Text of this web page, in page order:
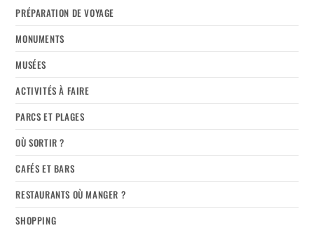
PRÉPARATION DE VOYAGE
MONUMENTS
MUSÉES
ACTIVITÉS À FAIRE
PARCS ET PLAGES
OÙ SORTIR ?
CAFÉS ET BARS
RESTAURANTS OÙ MANGER ?
SHOPPING